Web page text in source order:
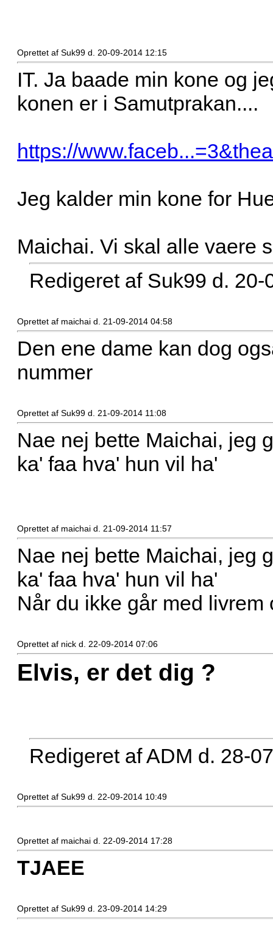
Oprettet af Suk99 d. 20-09-2014 12:15
IT. Ja baade min kone og
konen er i Samutprakan....
https://
Jeg kalder min kone for
Maichai. Vi skal alle vaere
Redigeret af Suk99 d. 20-
Oprettet af maichai d. 21-09-2014 04:58
Den ene dame kan dog
nummer
Oprettet af Suk99 d. 21-09-2014 11:08
Nae nej bette Maichai, jeg
ka' faa hva' hun vil ha'
Oprettet af maichai d. 21-09-2014 11:57
Nae nej bette Maichai, jeg
ka' faa hva' hun vil ha'
Når du ikke går med
Oprettet af nick d. 22-09-2014 07:06
Elvis, er det dig ?
Redigeret af ADM d. 28-
Oprettet af Suk99 d. 22-09-2014 10:49
Oprettet af maichai d. 22-09-2014 17:28
TJAEE
Oprettet af Suk99 d. 23-09-2014 14:29